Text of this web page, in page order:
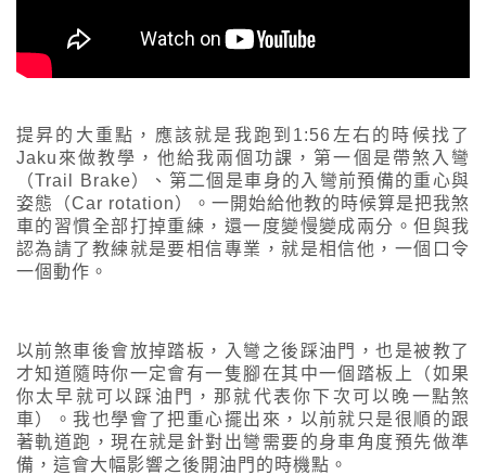
提昇的大重點，應該就是我跑到1:56左右的時候找了
Jaku來做教學，他給我兩個功課，第一個是帶煞入彎
（Trail Brake）、第二個是車身的入彎前預備的重心與
姿態（Car rotation）。一開始給他教的時候算是把我煞
車的習慣全部打掉重練，還一度變慢變成兩分。但與我
認為請了教練就是要相信專業，就是相信他，一個口令
一個動作。
以前煞車後會放掉踏板，入彎之後踩油門，也是被教了
才知道隨時你一定會有一隻腳在其中一個踏板上（如果
你太早就可以踩油門，那就代表你下次可以晚一點煞
車）。我也學會了把重心擺出來，以前就只是很順的跟
著軌道跑，現在就是針對出彎需要的身車角度預先做準
備，這會大幅影響之後開油門的時機點。